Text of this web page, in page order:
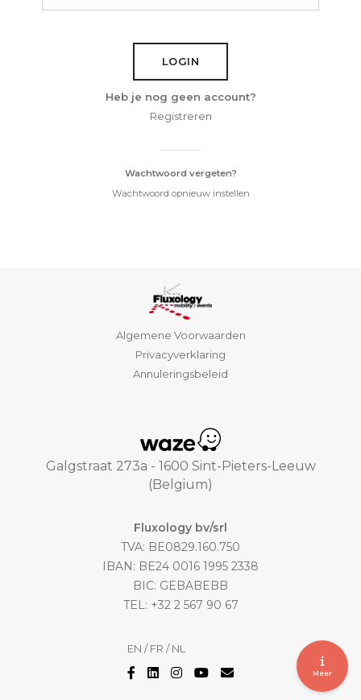
LOGIN
Heb je nog geen account?
Registreren
Wachtwoord vergeten?
Wachtwoord opnieuw instellen
Algemene Voorwaarden
Privacyverklaring
Annuleringsbeleid
Galgstraat 273a - 1600 Sint-Pieters-Leeuw
(Belgium)
Fluxology bv/srl
TVA: BE0829.160.750
IBAN: BE24 0016 1995 2338
BIC: GEBABEBB
TEL: +32 2 567 90 67
EN /FR /NL
Meer